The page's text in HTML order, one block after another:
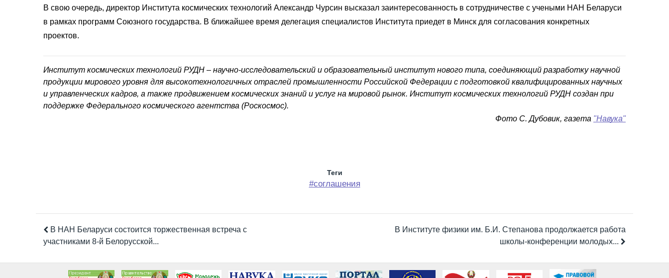
В свою очередь, директор Института космических технологий Александр Чурсин высказал заинтересованность в сотрудничестве с учеными НАН Беларуси
в рамках программ Союзного государства. В ближайшее время делегация специалистов Института приедет в Минск для согласования конкретных
проектов.
Институт космических технологий РУДН – научно-исследовательский и образовательный институт нового типа, соединяющий разработку научной
продукции мирового уровня для высокотехнологичных отраслей промышленности Российской Федерации с подготовкой квалифицированных научных
и управленческих кадров, а также продвижением космических знаний и услуг на мировой рынок. Институт космических технологий РУДН создан при
поддержке Федерального космического агентства (Роскосмос).
Фото С. Дубовик, газета "Навука"
Теги
#соглашения
В НАН Беларуси состоится торжественная встреча с
участниками 8-й Белорусской...
В Институте физики им. Б.И. Степанова продолжается работа
школы-конференции молодых...